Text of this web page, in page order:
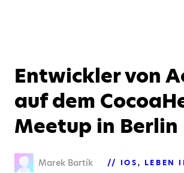
Entwickler von
auf dem
Meetup in Berlin
Marek Bartík IOS
LEBEN